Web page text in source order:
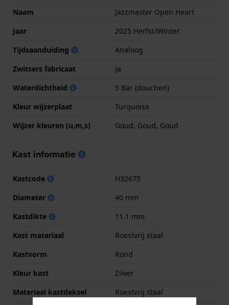
Naam
Jazzmaster Open Heart
Jaar
2025 Herfst/Winter
Tijdsaanduiding
Analoog
Zwitsers fabricaat
Ja
Waterdichtheid
5 Bar (douchen)
Kleur wijzerplaat
Turquoise
Wijzer kleuren (u,m,s)
Goud, Goud, Goud
Kast informatie
Kastcode
H32675
Diameter
40 mm
Kastdikte
11.1 mm
Kast materiaal
Roestvrij staal
Kastvorm
Rond
Kleur kast
Zilver
Materiaal kastdeksel
Roestvrij staal